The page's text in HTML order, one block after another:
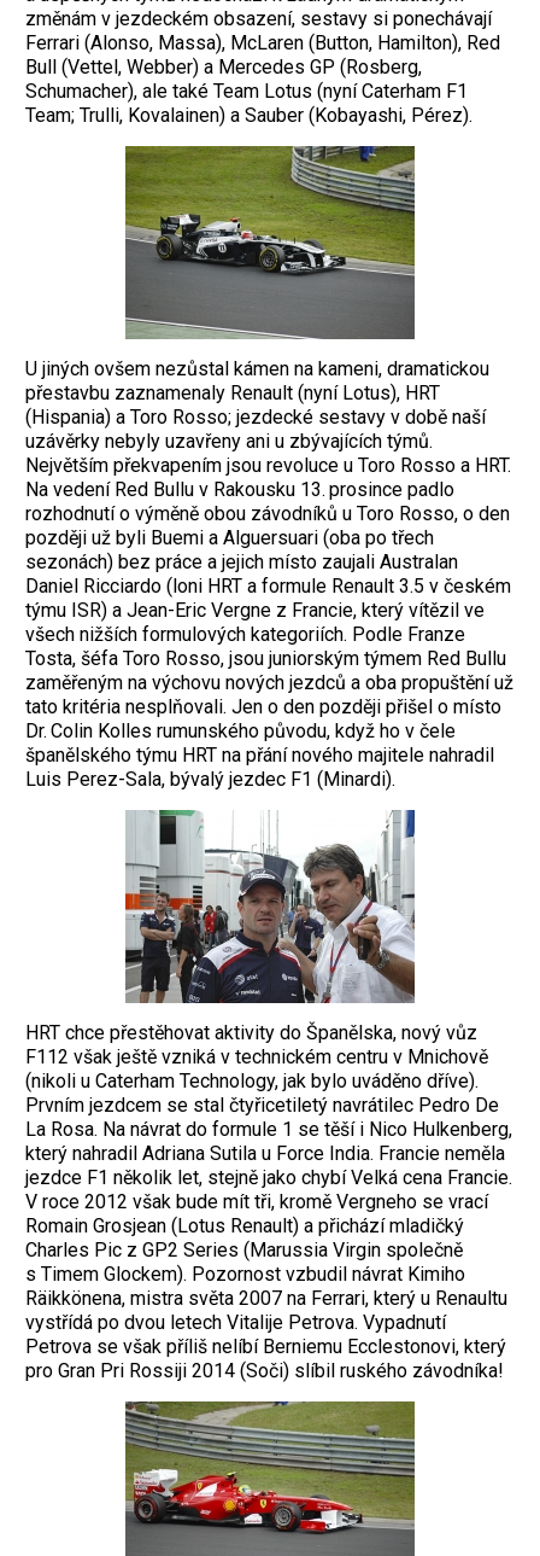
změnám v jez­deckém obsazení, sestavy si ponechávají
Ferrari (Alonso, Massa), McLaren (Button, Hamilton), Red
Bull (Vettel, Webber) a Mercedes GP (Rosberg,
Schumacher), ale také Team Lotus (nyní Caterham F1
Team; Trulli, Kovalainen) a Sauber (Kobayashi, Pérez).
U jiných ovšem nezůstal kámen na kameni, dramatickou
přestavbu zaznamenaly Renault (nyní Lotus), HRT
(Hispania) a Toro Rosso; jezdecké sestavy v době naší
uzávěrky nebyly uzavřeny ani u zbývajících týmů.
Největším překvapením jsou revoluce u Toro Rosso a HRT.
Na vedení Red Bullu v Rakousku 13. prosince padlo
rozhodnutí o výměně obou závodníků u Toro Rosso, o den
později už byli Buemi a Alguersuari (oba po třech
sezonách) bez práce a jejich místo zaujali Australan
Daniel Ricciardo (loni HRT a formule Renault 3.5 v českém
týmu ISR) a Jean-Eric Vergne z Francie, který ­vítězil ve
všech nižších formulových kategoriích. Podle Franze
Tosta, šéfa Toro Rosso, jsou juniorským týmem Red Bullu
zamě­řeným na výchovu nových jezdců a oba ­propuštění už
tato kritéria nesplňovali. Jen o den později přišel o místo
Dr. Colin Kolles rumunského původu, když ho v čele
španělského týmu HRT na přání nového majitele nahradil
Luis Perez-Sala, bývalý jezdec F1 (Minardi).
HRT chce přestěhovat aktivity do Španělska, nový vůz
F112 však ještě vzniká v technickém centru v Mnichově
(nikoli u Caterham Technology, jak bylo uváděno dříve).
Prvním jezdcem se stal čtyřicetiletý navrátilec Pedro De
La Rosa. Na návrat do formule 1 se těší i Nico Hulkenberg,
který nahradil Adriana Sutila u Force India. Francie neměla
jezdce F1 několik let, stejně jako chybí Velká cena Francie.
V roce 2012 však bude mít tři, kromě Vergneho se vrací
Romain Grosjean (Lotus Renault) a přichází mladičký
Charles Pic z GP2 Series (Ma­russia Virgin společně
s Timem Glockem). Pozornost vzbudil návrat Kimiho
Räikkö­nena, mistra světa 2007 na Ferrari, který u Renaultu
vystřídá po dvou letech Vitalije Petrova. Vypadnutí
Petrova se však příliš nelíbí Berniemu Ecclestonovi, který
pro Gran Pri Rossiji 2014 (Soči) slíbil ruského závod­níka!